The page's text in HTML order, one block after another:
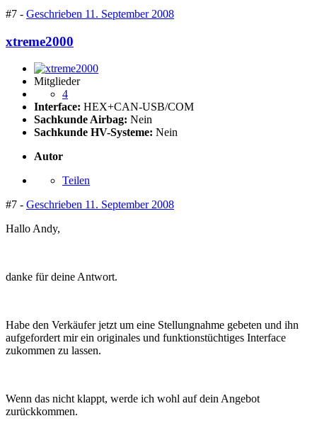
#7 - Geschrieben 11. September 2008
xtreme2000
Mitglieder
4
Interface: HEX+CAN-USB/COM
Sachkunde Airbag: Nein
Sachkunde HV-Systeme: Nein
Autor
Teilen
#7 - Geschrieben 11. September 2008
Hallo Andy,
danke für deine Antwort.
Habe den Verkäufer jetzt um eine Stellungnahme gebeten und ihn
aufgefordert mir ein originales und funktionstüchtiges Interface
zukommen zu lassen.
Wenn das nicht klappt, werde ich wohl auf dein Angebot
zurückkommen.